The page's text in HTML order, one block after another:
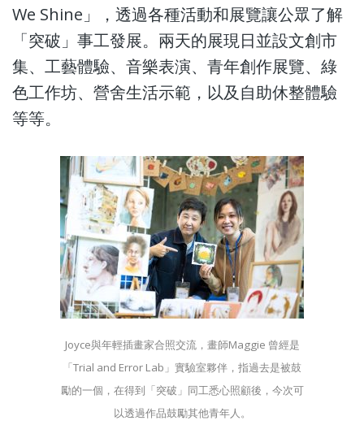
We Shine」，透過各種活動和展覽讓公眾了解
「突破」事工發展。兩天的展現日並設文創市
集、工藝體驗、音樂表演、青年創作展覽、綠
色工作坊、營舍生活示範，以及自助休整體驗
等等。
Joyce與年輕插畫家合照交流，畫師Maggie 曾經是
「Trial and Error Lab」實驗室夥伴，指過去是被鼓
勵的一個，在得到「突破」同工悉心照顧後，今次可
以透過作品鼓勵其他青年人。